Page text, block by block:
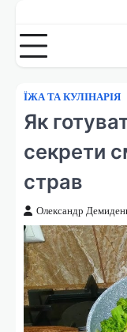
вмісту
ЇЖА ТА КУЛІНАРІЯ
Як
секрети
страв
Олександр